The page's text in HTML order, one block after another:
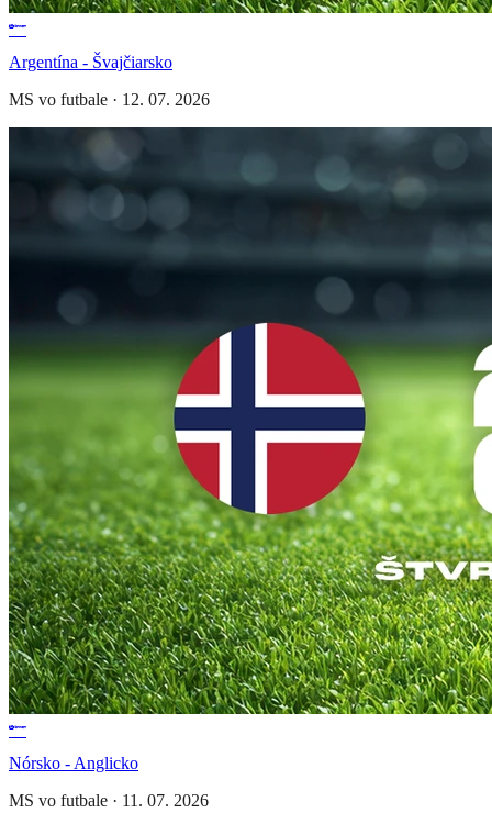
Argentína - Švajčiarsko
MS vo futbale · 12. 07. 2026
Nórsko - Anglicko
MS vo futbale · 11. 07. 2026